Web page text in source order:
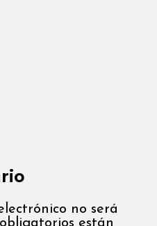
no será